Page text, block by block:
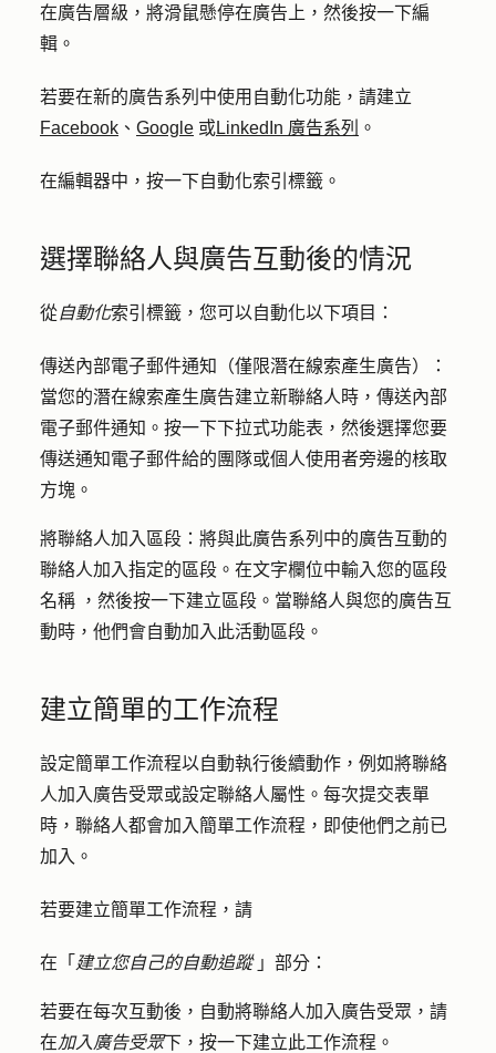
在廣告層級，將滑鼠懸停在廣告上，然後按一下編
輯 。
若要在新的廣告系列中使用自動化功能，請建立
Facebook 、 Google 或LinkedIn 廣告系列 。
在編輯器中，按一下自動化索引標籤。
選擇聯絡人與廣告互動後的情況
從自動化索引標籤，您可以自動化以下項目：
傳送內部電子郵件通知（僅限潛在線索產生廣告）：
當您的潛在線索產生廣告建立新聯絡人時，傳送內部
電子郵件通知。按一下下拉式功能表 ，然後選擇您要
傳送通知電子郵件給的團隊或個人使用者旁邊的核取
方塊 。
將聯絡人加入區段： 將與此廣告系列中的廣告互動的
聯絡人加入指定的區段。在文字欄位中輸入您的區段
名稱 ，然後按一下建立區段 。當聯絡人與您的廣告互
動時，他們會自動加入此活動區段。
建立簡單的工作流程
設定簡單工作流程以自動執行後續動作，例如將聯絡
人加入廣告受眾或設定聯絡人屬性。每次提交表單
時，聯絡人都會加入簡單工作流程，即使他們之前已
加入。
若要建立簡單工作流程，請
在「 建立您自己的自動追蹤 」部分：
若要在每次互動後，自動將聯絡人加入廣告受眾，請
在加入廣告受眾下，按一下建立此工作流程 。